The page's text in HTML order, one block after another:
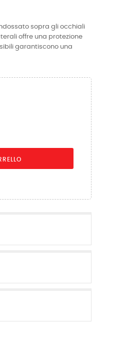
sopra gli occhiali
offre una protezione
garantiscono una